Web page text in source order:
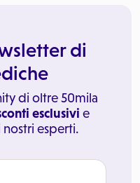
di
di oltre 50mila
esclusivi e
esperti.